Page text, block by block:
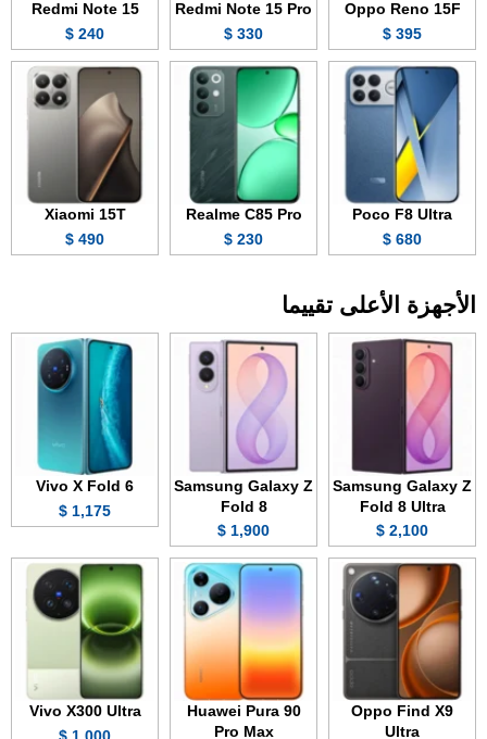
Oppo Reno 15F
395 $
Redmi Note 15 Pro
330 $
Redmi Note 15
240 $
Poco F8 Ultra
680 $
Realme C85 Pro
230 $
Xiaomi 15T
490 $
الأجهزة الأعلى تقييما
Samsung Galaxy Z
Fold 8 Ultra
2,100 $
Samsung Galaxy Z
Fold 8
1,900 $
Vivo X Fold 6
1,175 $
Oppo Find X9
Ultra
Huawei Pura 90
Pro Max
Vivo X300 Ultra